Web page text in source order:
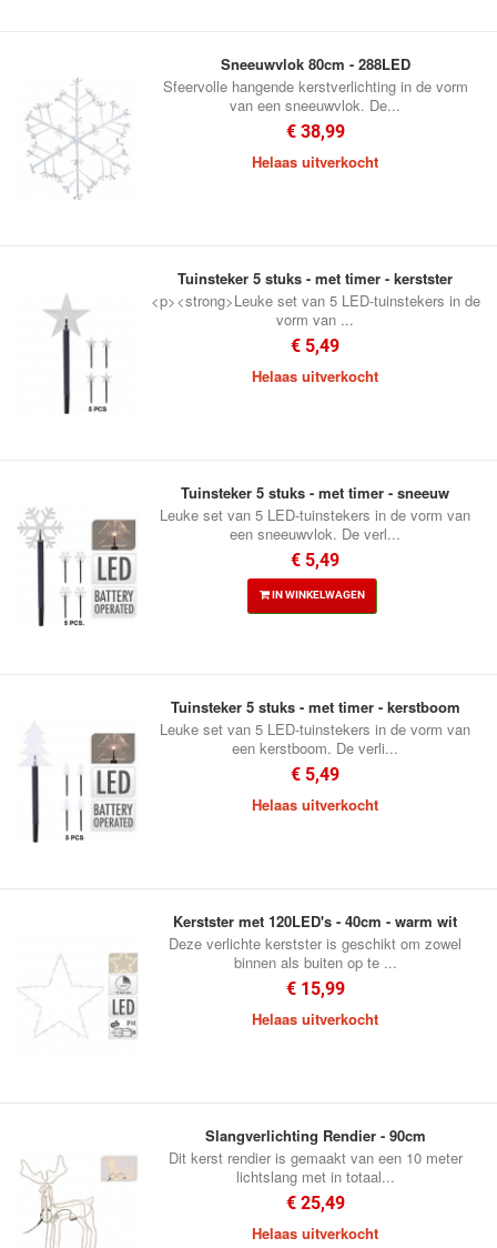
Sneeuwvlok 80cm - 288LED
Sfeervolle hangende kerstverlichting in de vorm
van een sneeuwvlok. De...
€ 38,99
Helaas uitverkocht
Tuinsteker 5 stuks - met timer - kerstster
<p><strong>Leuke set van 5 LED-tuinstekers in de
vorm van ...
€ 5,49
Helaas uitverkocht
Tuinsteker 5 stuks - met timer - sneeuw
Leuke set van 5 LED-tuinstekers in de vorm van
een sneeuwvlok. De verl...
€ 5,49
IN WINKELWAGEN
Tuinsteker 5 stuks - met timer - kerstboom
Leuke set van 5 LED-tuinstekers in de vorm van
een kerstboom. De verli...
€ 5,49
Helaas uitverkocht
Kerstster met 120LED's - 40cm - warm wit
Deze verlichte kerstster is geschikt om zowel
binnen als buiten op te ...
€ 15,99
Helaas uitverkocht
Slangverlichting Rendier - 90cm
Dit kerst rendier is gemaakt van een 10 meter
lichtslang met in totaal...
€ 25,49
Helaas uitverkocht